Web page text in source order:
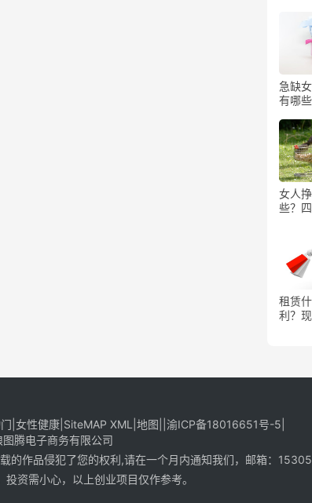
急缺
有哪
女人
些？
租赁
利？
女性健康| SiteMAP XML 地图 渝ICP备18016651号-5
图腾电子商务有限公司
作品侵犯了您的权利,请在一个月内通知我们，邮箱：
资需小心，以上创业项目仅作参考。